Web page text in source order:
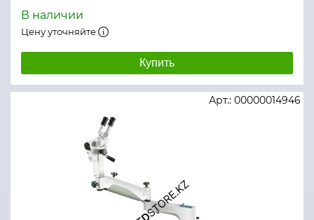
В наличии
Цену уточняйте
Купить
Арт.: 00000014946